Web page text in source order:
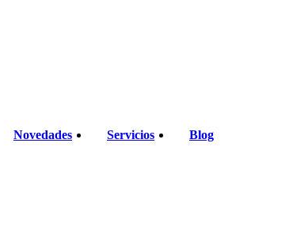
Novedades Servicios Blog